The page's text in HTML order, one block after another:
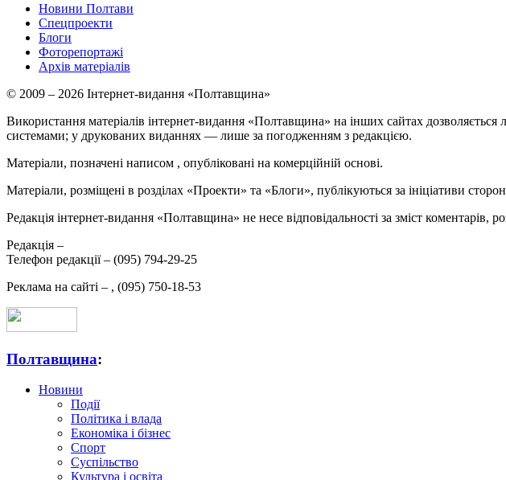
Новини Полтави
Спецпроекти
Блоги
Фоторепортажі
Архів матеріалів
© 2009 – 2026 Інтернет-видання «Полтавщина»
Використання матеріалів інтернет-видання «Полтавщина» на інших сайтах дозволяється
системами; у друкованих виданнях — лише за погодженням з редакцією.
Матеріали, позначені написом , опубліковані на комерційній основі.
Матеріали, розміщені в розділах «Проекти» та «Блоги», публікуються за ініціативи
Редакція інтернет-видання «Полтавщина» не несе відповідальності за зміст коментарів,
Редакція –
Телефон редакції – (095) 794-29-25
Реклама на сайті – , (095) 750-18-53
Полтавщина:
Новини
Події
Політика і влада
Економіка і бізнес
Спорт
Суспільство
Культура і освіта